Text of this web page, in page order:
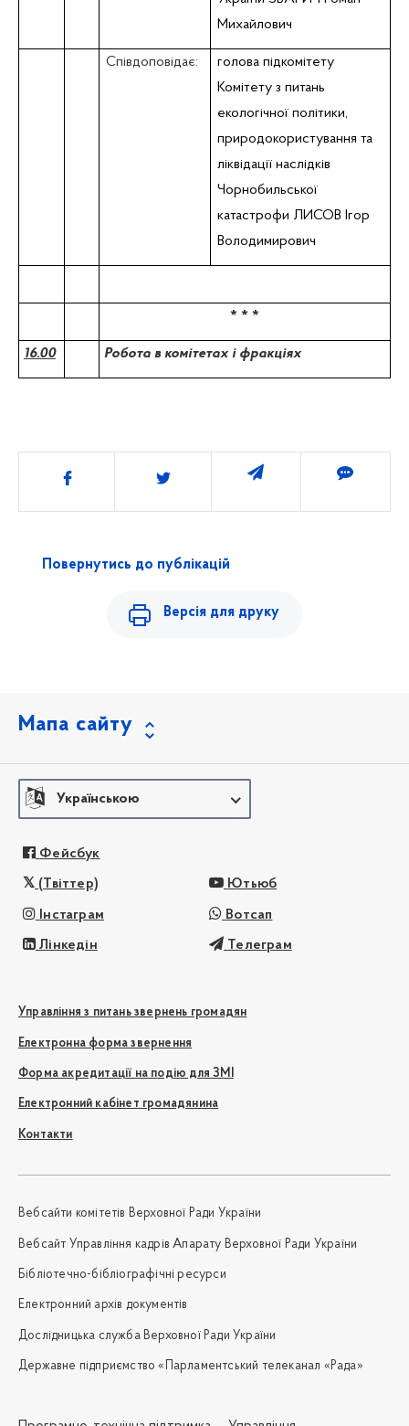
Михайлович
Співдоповідає:
голова підкомітету
Комітету з питань
екологічної політики,
природокористування та
ліквідації наслiдкiв
Чорнобильської
катастрофи ЛИСОВ Ігор
Володимирович
* * *
16.00 Робота в комітетах і фракціях
Поділитись
Повернутись до публікацій
Версія для друку
Мапа сайту
Українською
Фейсбук
(Твіттер) Ютьюб
Інстаграм Вотсап
Лінкедін Телеграм
Управління з питань звернень громадян
Електронна форма звернення
Форма акредитації на подію для ЗМІ
Електронний кабінет громадянина
Контакти
Вебсайти комітетів Верховної Ради України
Вебсайт Управління кадрів Апарату Верховної Ради України
Бібліотечно-бібліографічні ресурси
Електронний архів документів
Дослідницька служба Верховної Ради України
Державне підприємство «Парламентський телеканал «Рада»